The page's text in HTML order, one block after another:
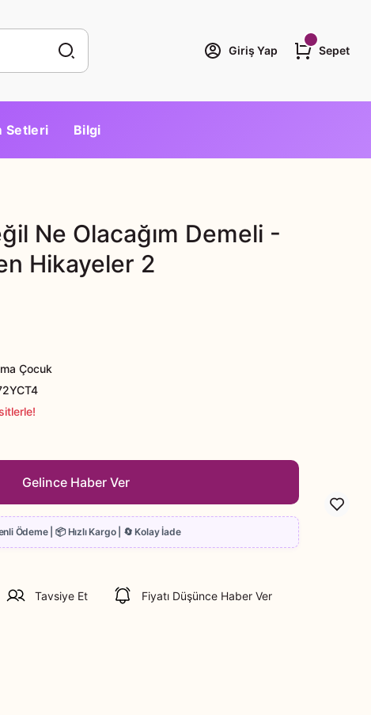
Giriş Yap Sepet
Setleri Bilgi
Ne Olacağım Demeli -
Hikayeler 2
Çocuk
Gelince Haber Ver
Tavsiye Et Fiyatı Düşünce Haber Ver